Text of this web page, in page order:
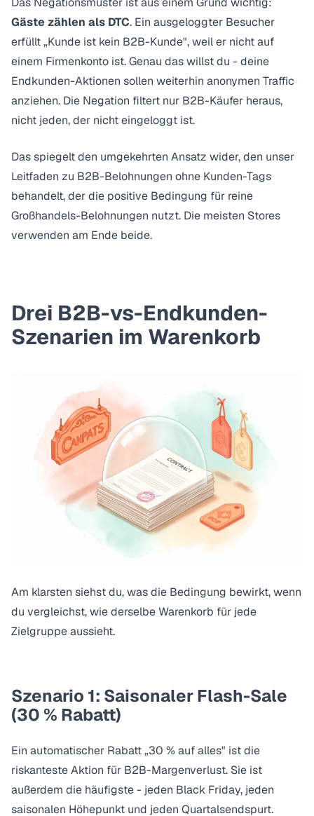
Gäste zählen als DTC. Ein ausgeloggter Besucher
erfüllt „Kunde ist kein B2B-Kunde", weil er nicht auf
einem Firmenkonto ist. Genau das willst du - deine
Endkunden-Aktionen sollen weiterhin anonymen Traffic
anziehen. Die Negation filtert nur B2B-Käufer heraus,
nicht jeden, der nicht eingeloggt ist.
Das spiegelt den umgekehrten Ansatz wider, den unser
Leitfaden zu B2B-Belohnungen ohne Kunden-Tags
behandelt, der die positive Bedingung für reine
Großhandels-Belohnungen nutzt. Die meisten Stores
verwenden am Ende beide.
Drei B2B-vs-Endkunden-
Szenarien im Warenkorb
Am klarsten siehst du, was die Bedingung bewirkt, wenn
du vergleichst, wie derselbe Warenkorb für jede
Zielgruppe aussieht.
Szenario 1: Saisonaler Flash-Sale
(30 % Rabatt)
Ein automatischer Rabatt „30 % auf alles" ist die
riskanteste Aktion für B2B-Margenverlust. Sie ist
außerdem die häufigste - jeden Black Friday, jeden
saisonalen Höhepunkt und jeden Quartalsendspurt.